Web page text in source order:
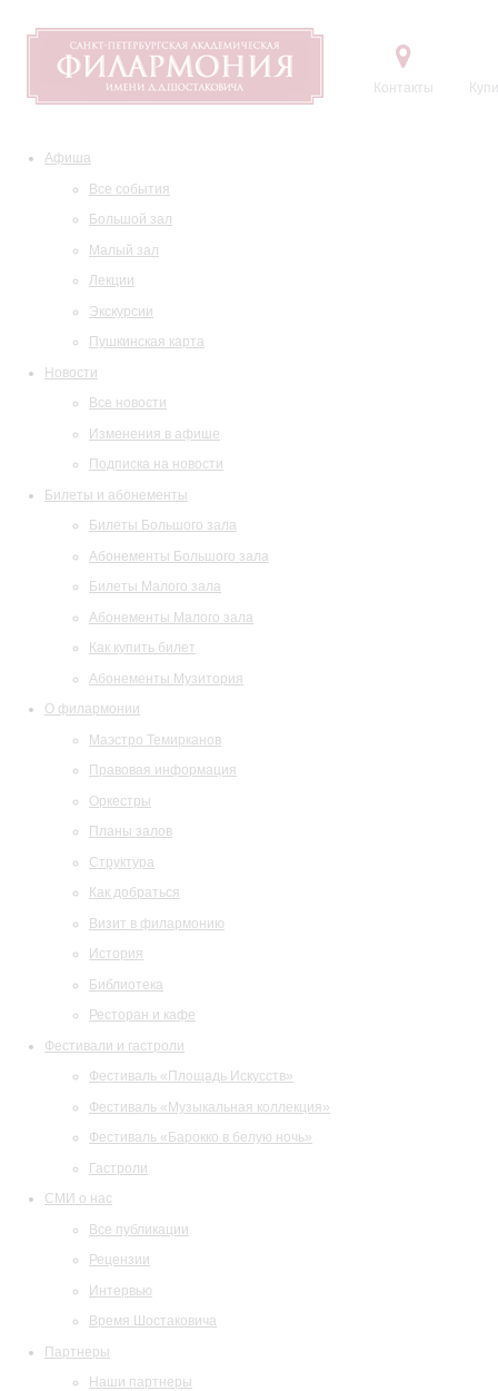
Контакты
Афиша
Все события
Большой зал
Малый зал
Лекции
Экскурсии
Пушкинская карта
Новости
Все новости
Изменения в афише
Подписка на новости
Билеты и абонементы
Билеты Большого зала
Абонементы Большого зала
Билеты Малого зала
Абонементы Малого зала
Как купить билет
Абонементы Музитория
О филармонии
Маэстро Темирканов
Правовая информация
Оркестры
Планы залов
Структура
Как добраться
Визит в филармонию
История
Библиотека
Ресторан и кафе
Фестивали и гастроли
Фестиваль «Площадь Искусств»
Фестиваль «Музыкальная коллекция»
Фестиваль «Барокко в белую ночь»
Гастроли
СМИ о нас
Все публикации
Рецензии
Интервью
Время Шостаковича
Партнеры
Наши партнеры